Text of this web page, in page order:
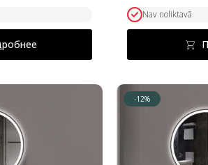
составляла
330,00 €.
320,00 €.
Nav noliktavā
-12%